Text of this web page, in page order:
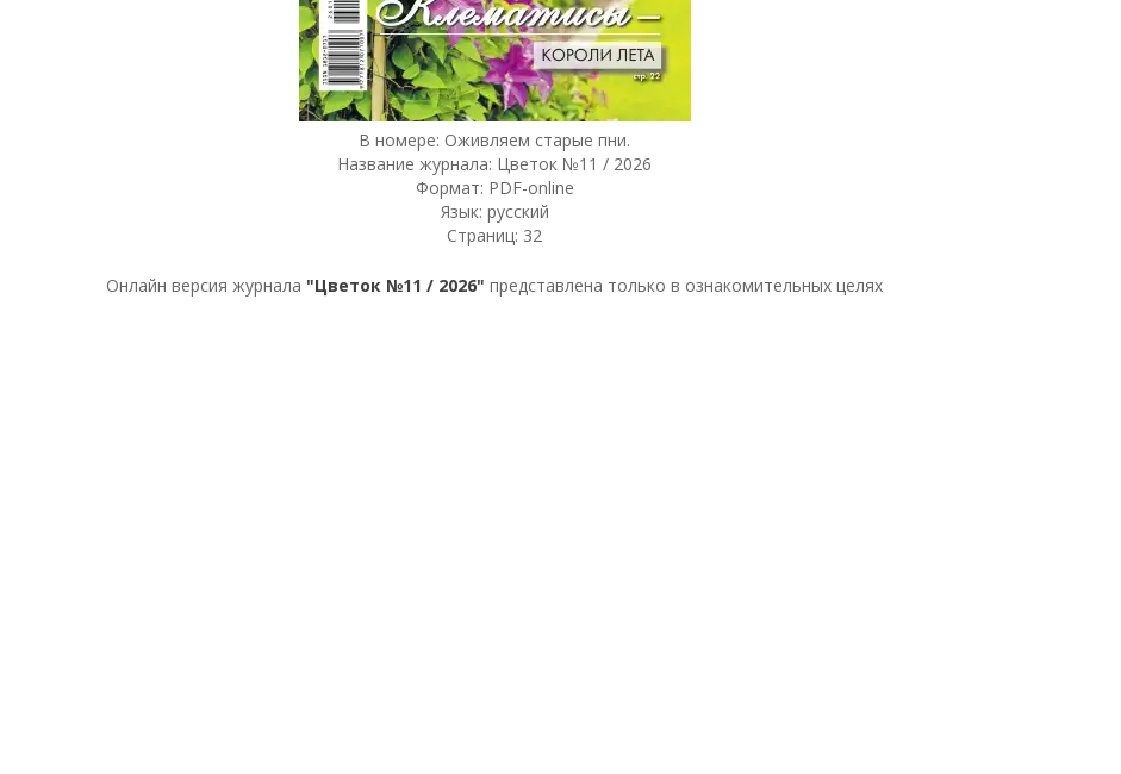
В номере: Оживляем старые пни.
Название журнала: Цветок №11 / 2026
Формат: PDF-online
Язык: русский
Страниц: 32
Онлайн версия журнала "Цветок №11 / 2026" представлена только в ознакомительных целях